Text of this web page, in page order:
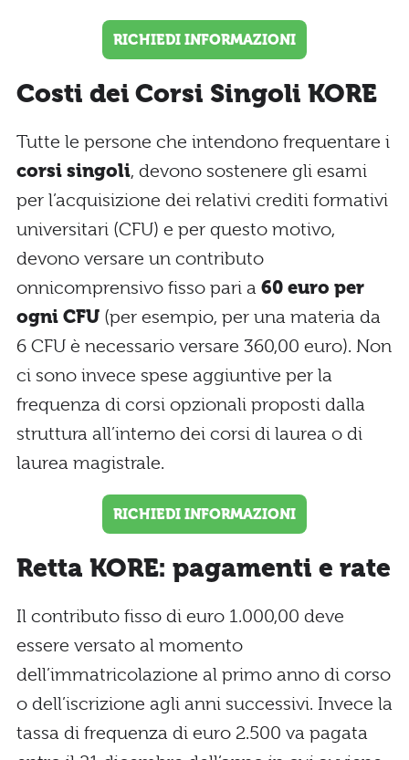
RICHIEDI INFORMAZIONI
Costi dei Corsi Singoli KORE
Tutte le persone che intendono frequentare i
corsi singoli, devono sostenere gli esami
per l’acquisizione dei relativi crediti formativi
universitari (CFU) e per questo motivo,
devono versare un contributo
onnicomprensivo fisso pari a 60 euro per
ogni CFU (per esempio, per una materia da
6 CFU è necessario versare 360,00 euro). Non
ci sono invece spese aggiuntive per la
frequenza di corsi opzionali proposti dalla
struttura all’interno dei corsi di laurea o di
laurea magistrale.
RICHIEDI INFORMAZIONI
Retta KORE: pagamenti e rate
Il contributo fisso di euro 1.000,00 deve
essere versato al momento
dell’immatricolazione al primo anno di corso
o dell’iscrizione agli anni successivi. Invece la
tassa di frequenza di euro 2.500 va pagata